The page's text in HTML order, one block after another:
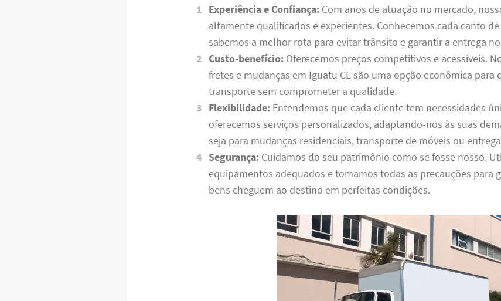
Experiência e Confiança:Com anos de atuação no mercado,
altamente qualificados e experientes. Conhecemos cada canto de
sabemos a melhor rota para evitar trânsito e garantir a entrega
Custo-benefício:Oferecemos preços competitivos e acessíveis.
fretes e mudanças em Iguatu CE são uma opção econômica para
transporte sem comprometer a qualidade.
Flexibilidade:Entendemos que cada cliente tem necessidades
oferecemos serviços personalizados, adaptando-nos às suas
seja para mudanças residenciais, transporte de móveis ou
Segurança:Cuidamos do seu patrimônio como se fosse nosso.
equipamentos adequados e tomamos todas as precauções para
bens cheguem ao destino em perfeitas condições.